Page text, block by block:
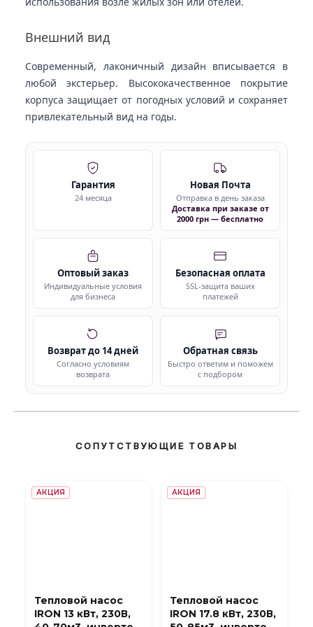
Внешний вид
Современный, лаконичный дизайн вписывается в
любой экстерьер. Высококачественное покрытие
корпуса защищает от погодных условий и сохраняет
привлекательный вид на годы.
Гарантия
24 месяца
Новая Почта
Отправка в день заказа
Доставка при заказе от
2000 грн — бесплатно
Оптовый заказ
Индивидуальные условия
для бизнеса
Безопасная оплата
SSL-защита ваших
платежей
Возврат до 14 дней
Согласно условиям
возврата
Обратная связь
Быстро ответим и поможем
с подбором
СОПУТСТВУЮЩИЕ ТОВАРЫ
АКЦИЯ
Тепловой насос
IRON 13 кВт, 230В,
АКЦИЯ
Тепловой насос
IRON 17.8 кВт, 230В,